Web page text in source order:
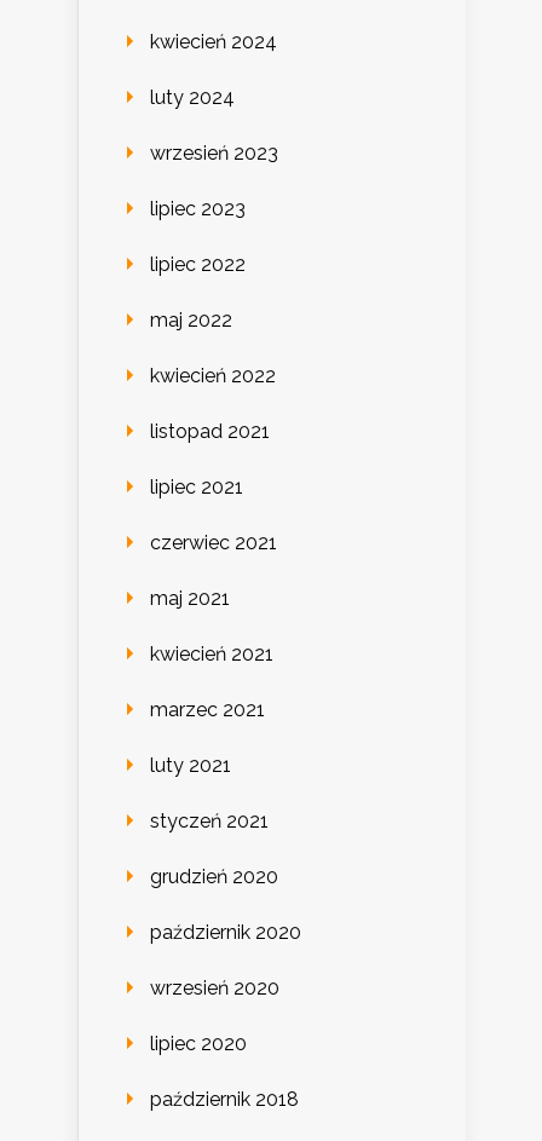
kwiecień 2024
luty 2024
wrzesień 2023
lipiec 2023
lipiec 2022
maj 2022
kwiecień 2022
listopad 2021
lipiec 2021
czerwiec 2021
maj 2021
kwiecień 2021
marzec 2021
luty 2021
styczeń 2021
grudzień 2020
październik 2020
wrzesień 2020
lipiec 2020
październik 2018